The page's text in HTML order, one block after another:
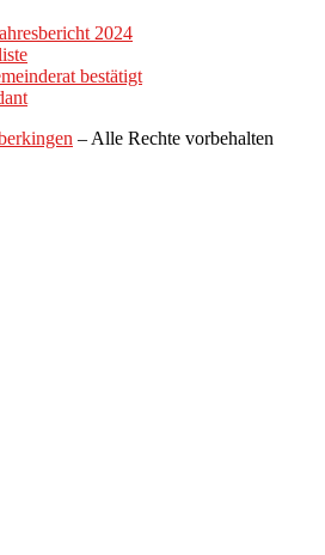
2024
bestätigt
– Alle Rechte vorbehalten